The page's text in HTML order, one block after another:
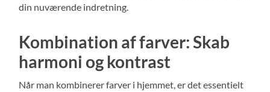
din nuværende indretning.
Kombination af farver: Skab
harmoni og kontrast
Når man kombinerer farver i hjemmet, er det essentielt